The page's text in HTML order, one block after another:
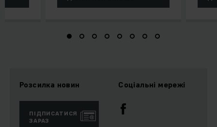
Розсилка новин
ПІДПИСАТИСЯ
ЗАРАЗ
Соціальні мережі